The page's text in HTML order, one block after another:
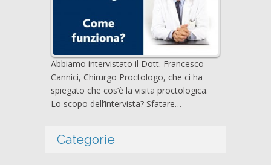
Abbiamo intervistato il Dott. Francesco
Cannici, Chirurgo Proctologo, che ci ha
spiegato che cos’è la visita proctologica.
Lo scopo dell’intervista? Sfatare…
Categorie